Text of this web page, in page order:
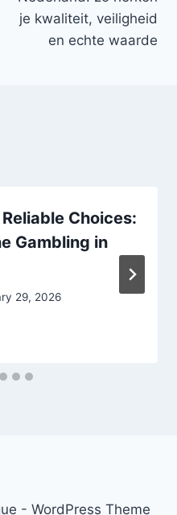
je kwaliteit, veiligheid
en echte waarde
Choices:
Gambling in
29, 2026
- WordPress Theme